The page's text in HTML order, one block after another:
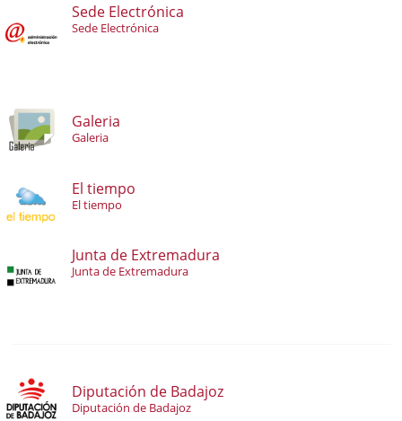
Sede Electrónica
Sede Electrónica
Galeria
Galeria
El tiempo
El tiempo
Junta de Extremadura
Junta de Extremadura
Diputación de Badajoz
Diputación de Badajoz